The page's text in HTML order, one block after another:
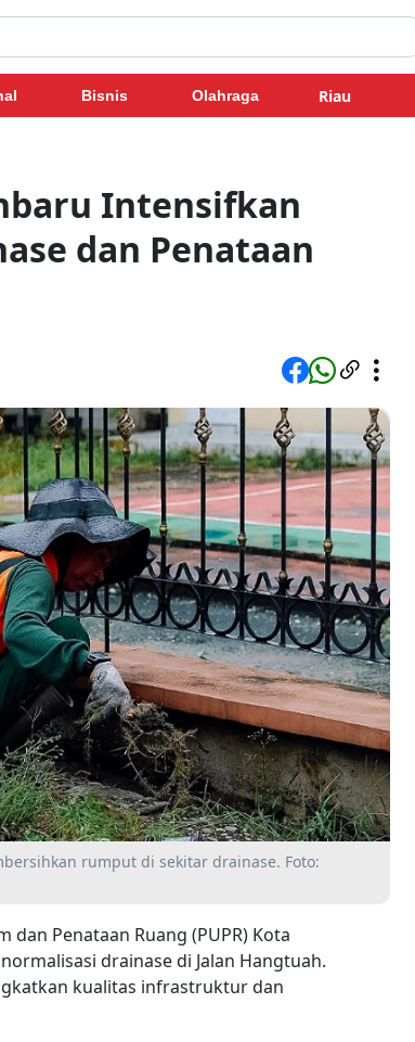
Bisnis Olahraga Riau
Intensifkan
dan Penataan
rumput di sekitar drainase. Foto:
dan Penataan Ruang (PUPR) Kota
drainase di Jalan Hangtuah.
kualitas infrastruktur dan